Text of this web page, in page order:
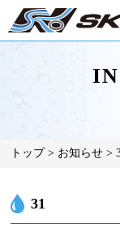
トップ お知らせ
31